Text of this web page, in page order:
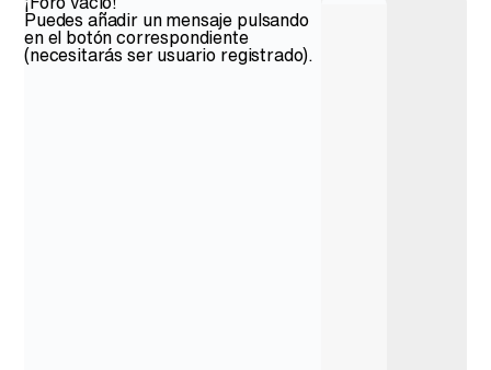
Puedes añadir un mensaje pulsando
en el botón correspondiente
(necesitarás ser usuario registrado).